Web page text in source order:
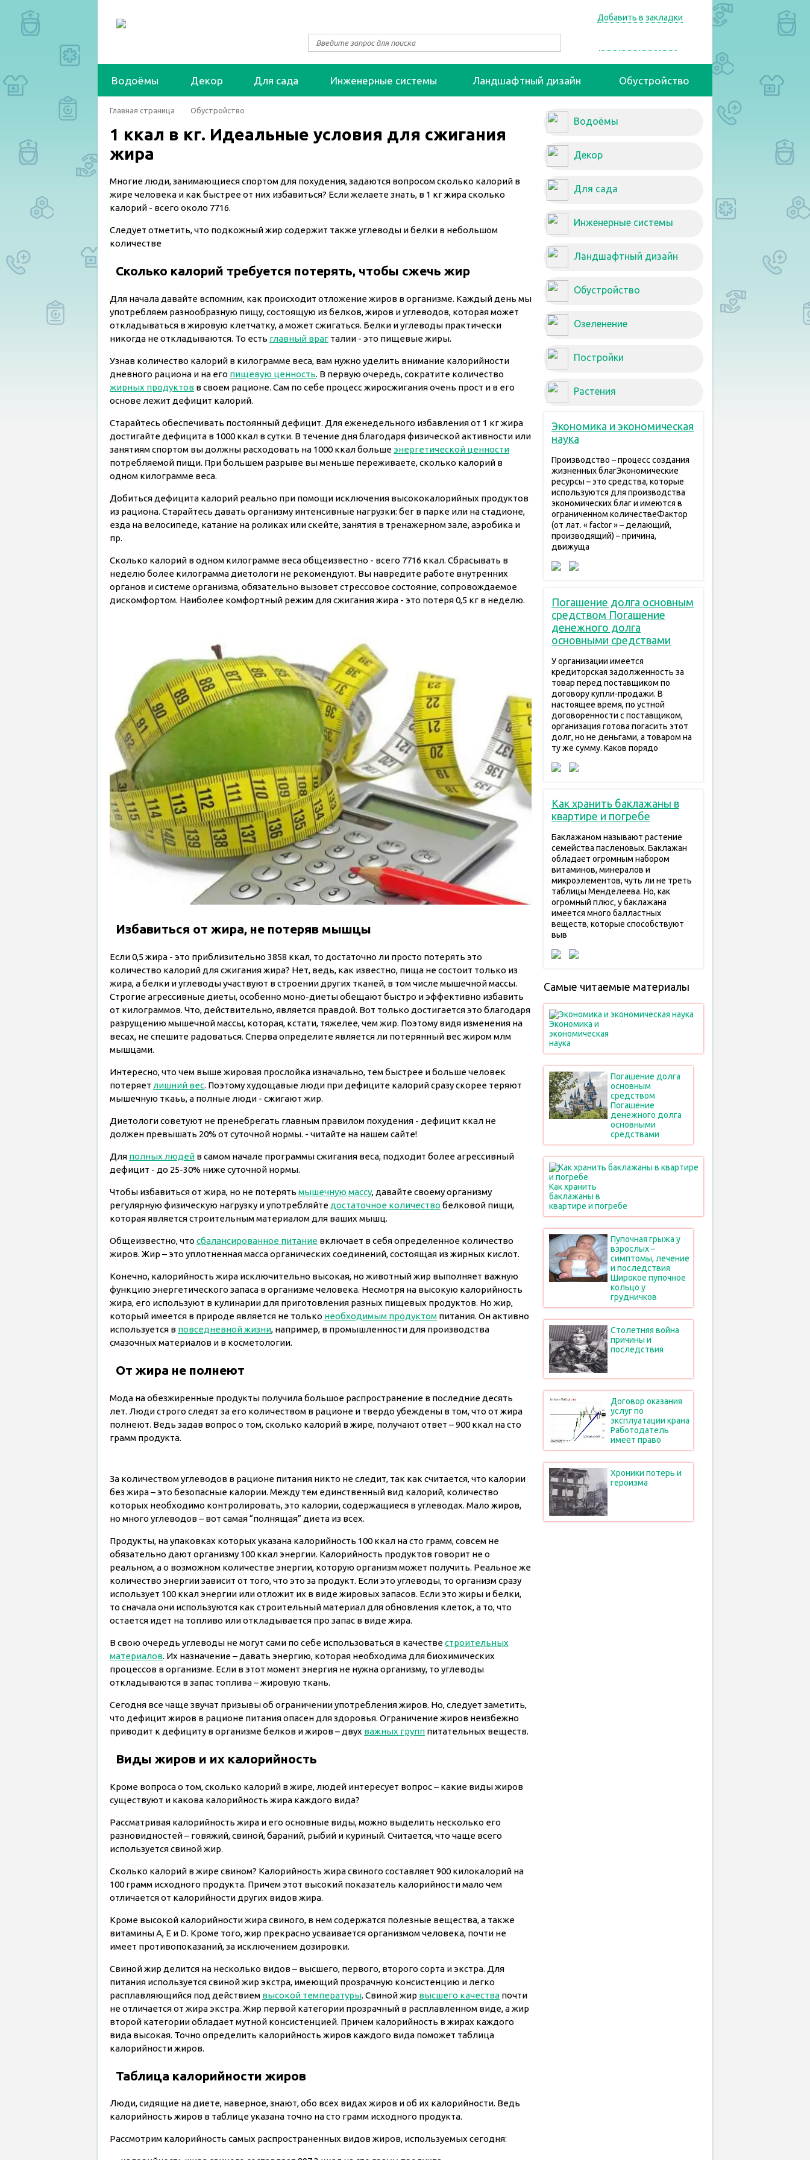
Добавить в закладки
Водоёмы Декор Для сада Инженерные системы Ландшафтный дизайн Обустройство
Главная страница Обустройство
1 ккал в кг. Идеальные условия для сжигания
жира
Многие люди, занимающиеся спортом для похудения, задаются вопросом сколько калорий в
жире человека и как быстрее от них избавиться? Если желаете знать, в 1 кг жира сколько
калорий - всего около 7716.
Следует отметить, что подкожный жир содержит также углеводы и белки в небольшом
количестве
Сколько калорий требуется потерять, чтобы сжечь жир
Для начала давайте вспомним, как происходит отложение жиров в организме. Каждый день мы
употребляем разнообразную пищу, состоящую из белков, жиров и углеводов, которая может
откладываться в жировую клетчатку, а может сжигаться. Белки и углеводы практически
никогда не откладываются. То есть главный враг талии - это пищевые жиры.
Узнав количество калорий в килограмме веса, вам нужно уделить внимание калорийности
дневного рациона и на его пищевую ценность. В первую очередь, сократите количество
жирных продуктов в своем рационе. Сам по себе процесс жиросжигания очень прост и в его
основе лежит дефицит калорий.
Старайтесь обеспечивать постоянный дефицит. Для еженедельного избавления от 1 кг жира
достигайте дефицита в 1000 ккал в сутки. В течение дня благодаря физической активности или
занятиям спортом вы должны расходовать на 1000 ккал большеэнергетической ценности
потребляемой пищи. При большем разрыве вы меньше переживаете, сколько калорий в
одном килограмме веса.
Добиться дефицита калорий реально при помощи исключения высококалорийных продуктов
из рациона. Старайтесь давать организму интенсивные нагрузки: бег в парке или на стадионе,
езда на велосипеде, катание на роликах или скейте, занятия в тренажерном зале, аэробика и
пр.
Сколько калорий в одном килограмме веса общеизвестно - всего 7716 ккал. Сбрасывать в
неделю более килограмма диетологи не рекомендуют. Вы навредите работе внутренних
органов и системе организма, обязательно вызовет стрессовое состояние, сопровождаемое
дискомфортом. Наиболее комфортный режим для сжигания жира - это потеря 0,5 кг в неделю.
Избавиться от жира, не потеряв мышцы
Если 0,5 жира - это приблизительно 3858 ккал, то достаточно ли просто потерять это
количество калорий для сжигания жира? Нет, ведь, как известно, пища не состоит только из
жира, а белки и углеводы участвуют в строении других тканей, в том числе мышечной массы.
Строгие агрессивные диеты, особенно моно-диеты обещают быстро и эффективно избавить
от килограммов. Что, действительно, является правдой. Вот только достигается это благодаря
разрущению мышечной массы, которая, кстати, тяжелее, чем жир. Поэтому видя изменения на
весах, не спешите радоваться. Сперва определите является ли потерянный вес жиром млм
мышцами.
Интересно, что чем выше жировая прослойка изначально, тем быстрее и больше человек
потеряет лишний вес. Поэтому худощавые люди при дефиците калорий сразу скорее теряют
мышечную ткаьь, а полные люди - сжигают жир.
Диетологи советуют не пренебрегать главным правилом похудения - дефицит ккал не
должен превышать 20% от суточной нормы. - читайте на нашем сайте!
Для полных людей в самом начале программы сжигания веса, подходит более агрессивный
дефицит - до 25-30% ниже суточной нормы.
Чтобы избавиться от жира, но не потерять мышечную массу, давайте своему организму
регулярную физическую нагрузку и употребляйте достаточное количество белковой пищи,
которая является строительным материалом для ваших мышц.
Общеизвестно, что сбалансированное питание включает в себя определенное количество
жиров. Жир – это уплотненная масса органических соединений, состоящая из жирных кислот.
Конечно, калорийность жира исключительно высокая, но животный жир выполняет важную
функцию энергетического запаса в организме человека. Несмотря на высокую калорийность
жира, его используют в кулинарии для приготовления разных пищевых продуктов. Но жир,
который имеется в природе является не только необходимым продуктом питания. Он активно
используется в повседневной жизни, например, в промышленности для производства
смазочных материалов и в косметологии.
От жира не полнеют
Мода на обезжиренные продукты получила большое распространение в последние десять
лет. Люди строго следят за его количеством в рационе и твердо убеждены в том, что от жира
полнеют. Ведь задав вопрос о том, сколько калорий в жире, получают ответ – 900 ккал на сто
грамм продукта.
За количеством углеводов в рационе питания никто не следит, так как считается, что калории
без жира – это безопасные калории. Между тем единственный вид калорий, количество
которых необходимо контролировать, это калории, содержащиеся в углеводах. Мало жиров,
но много углеводов – вот самая “полнящая” диета из всех.
Продукты, на упаковках которых указана калорийность 100 ккал на сто грамм, совсем не
обязательно дают организму 100 ккал энергии. Калорийность продуктов говорит не о
реальном, а о возможном количестве энергии, которую организм может получить. Реальное же
количество энергии зависит от того, что это за продукт. Если это углеводы, то организм сразу
использует 100 ккал энергии или отложит их в виде жировых запасов. Если это жиры и белки,
то сначала они используются как строительный материал для обновления клеток, а то, что
остается идет на топливо или откладывается про запас в виде жира.
В свою очередь углеводы не могут сами по себе использоваться в качествестроительных
материалов. Их назначение – давать энергию, которая необходима для биохимических
процессов в организме. Если в этот момент энергия не нужна организму, то углеводы
откладываются в запас топлива – жировую ткань.
Сегодня все чаще звучат призывы об ограничении употребления жиров. Но, следует заметить,
что дефицит жиров в рационе питания опасен для здоровья. Ограничение жиров неизбежно
приводит к дефициту в организме белков и жиров – двух важных групп питательных веществ.
Виды жиров и их калорийность
Кроме вопроса о том, сколько калорий в жире, людей интересует вопрос – какие виды жиров
существуют и какова калорийность жира каждого вида?
Рассматривая калорийность жира и его основные виды, можно выделить несколько его
разновидностей – говяжий, свиной, бараний, рыбий и куриный. Считается, что чаще всего
используется свиной жир.
Сколько калорий в жире свином? Калорийность жира свиного составляет 900 килокалорий на
100 грамм исходного продукта. Причем этот высокий показатель калорийности мало чем
отличается от калорийности других видов жира.
Кроме высокой калорийности жира свиного, в нем содержатся полезные вещества, а также
витамины А, Е и D. Кроме того, жир прекрасно усваивается организмом человека, почти не
имеет противопоказаний, за исключением дозировки.
Свиной жир делится на несколько видов – высшего, первого, второго сорта и экстра. Для
питания используется свиной жир экстра, имеющий прозрачную консистенцию и легко
расплавляющийся под действием высокой температуры. Свиной жир высшего качества почти
не отличается от жира экстра. Жир первой категории прозрачный в расплавленном виде, а жир
второй категории обладает мутной консистенцией. Причем калорийность в жирах каждого
вида высокая. Точно определить калорийность жиров каждого вида поможет таблица
калорийности жиров.
Таблица калорийности жиров
Люди, сидящие на диете, наверное, знают, обо всех видах жиров и об их калорийности. Ведь
калорийность жиров в таблице указана точно на сто грамм исходного продукта.
Рассмотрим калорийность самых распространенных видов жиров, используемых сегодня:
Водоёмы
Декор
Для сада
Инженерные системы
Ландшафтный дизайн
Обустройство
Озеленение
Постройки
Растения
Экономика и экономическая
наука
Производство – процесс создания
жизненных благЭкономические
ресурсы – это средства, которые
используются для производства
экономических благ и имеются в
ограниченном количествеФактор
(от лат. « factor » – делающий,
производящий) – причина,
движуща
Погашение долга основным
средством Погашение
денежного долга
основными средствами
У организации имеется
кредиторская задолженность за
товар перед поставщиком по
договору купли-продажи. В
настоящее время, по устной
договоренности с поставщиком,
организация готова погасить этот
долг, но не деньгами, а товаром на
ту же сумму. Каков порядо
Как хранить баклажаны в
квартире и погребе
Баклажаном называют растение
семейства пасленовых. Баклажан
обладает огромным набором
витаминов, минералов и
микроэлементов, чуть ли не треть
таблицы Менделеева. Но, как
огромный плюс, у баклажана
имеется много балластных
веществ, которые способствуют
выв
Самые читаемые материалы
Экономика и
экономическая
наука
Погашение долга
основным
средством
Погашение
денежного долга
основными
средствами
Как хранить
баклажаны в
квартире и погребе
Пупочная грыжа у
взрослых –
симптомы, лечение
и последствия
Широкое пупочное
кольцо у
грудничков
Столетняя война
причины и
последствия
Договор оказания
услуг по
эксплуатации крана
Работодатель
имеет право
Хроники потерь и
героизма